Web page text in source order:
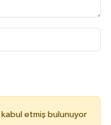
kabul etmiş bulunuyor